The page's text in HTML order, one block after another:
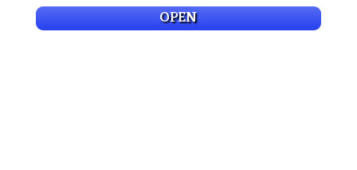
OPEN